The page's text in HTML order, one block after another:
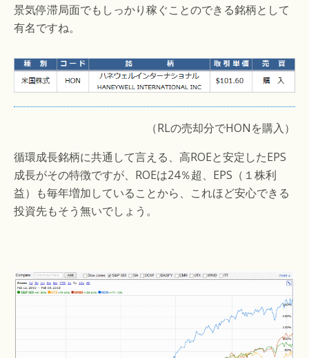
景気停滞局面でもしっかり稼ぐことのできる銘柄として
有名ですね。
（RLの売却分でHONを購入）
循環成長銘柄に共通して言える、高ROEと安定したEPS
成長がその特徴ですが、ROEは24％超、EPS（１株利
益）も毎年増加していることから、これほど安心できる
投資先もそう無いでしょう。